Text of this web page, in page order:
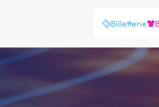
Billetterie